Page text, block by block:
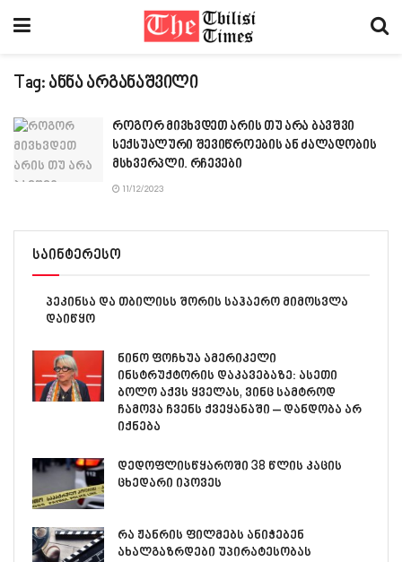
Tag: ანნა არგანაშვილი
როგორ მივხვდეთ არის თუ არა ბავშვი
სექსუალური შევიწროების ან ძალადობის
მსხვერპლი. რჩევები
11/12/2023
საინტერესო
პეკინსა და თბილისს შორის საჰაერო მიმოსვლა
დაიწყო
ნინო ფოჩხუა ამერიკელი
ინსტრუქტორის დაკავებაზე: ასეთი
ბოლო აქვს ყველას, ვინც სამტროდ
ჩამოვა ჩვენს ქვეყანაში – დანდობა არ
იქნება
დედოფლისწყაროში 38 წლის კაცის
ცხედარი იპოვეს
რა ჟანრის ფილმებს ანიჭებენ
ახალგაზრდები უპირატესობას